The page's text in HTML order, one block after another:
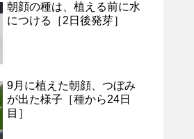
朝顔の種は、植える前に水
につける［2日後発芽］
9月に植えた朝顔、つぼみ
が出た様子［種から24日
目］